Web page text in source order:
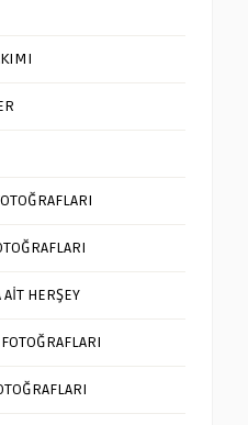
AİT HERŞEY